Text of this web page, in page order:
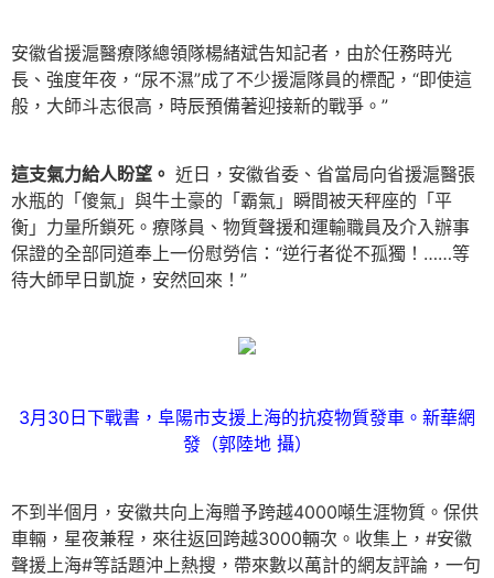
安徽省援滬醫療隊總領隊楊緒斌告知記者，由於任務時光
長、強度年夜，“尿不濕”成了不少援滬隊員的標配，“即使這
般，大師斗志很高，時辰預備著迎接新的戰爭。”
這支氣力給人盼望。 近日，安徽省委、省當局向省援滬醫張
水瓶的「傻氣」與牛土豪的「霸氣」瞬間被天秤座的「平
衡」力量所鎖死。療隊員、物質聲援和運輸職員及介入辦事
保證的全部同道奉上一份慰勞信：“逆行者從不孤獨！……等
待大師早日凱旋，安然回來！”
3月30日下戰書，阜陽市支援上海的抗疫物質發車。新華網
發（郭陸地 攝）
不到半個月，安徽共向上海贈予跨越4000噸生涯物質。保供
車輛，星夜兼程，來往返回跨越3000輛次。收集上，#安徽
聲援上海#等話題沖上熱搜，帶來數以萬計的網友評論，一句